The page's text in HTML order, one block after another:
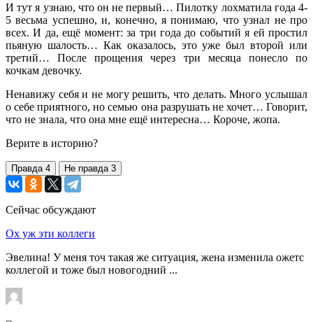
И тут я узнаю, что он не первый… Пилотку лохматила года 4-
5 весьма успешно, и, конечно, я понимаю, что узнал не про
всех. И да, ещё момент: за три года до событий я ей простил
пьяную шалость… Как оказалось, это уже был второй или
третий… После прощения через три месяца понесло по
кочкам девочку.
Ненавижу себя и не могу решить, что делать. Много услышал
о себе приятного, но семью она разрушать не хочет… Говорит,
что не знала, что она мне ещё интересна… Короче, жопа.
Верите в историю?
Правда 4 Не правда 3
Сейчас обсуждают
Ох уж эти коллеги
Эвелина! У меня точ такая же ситуация, жена изменила ожетс
коллегой и тоже был новогодний ...